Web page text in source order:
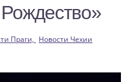
Праги, Новости Чехии